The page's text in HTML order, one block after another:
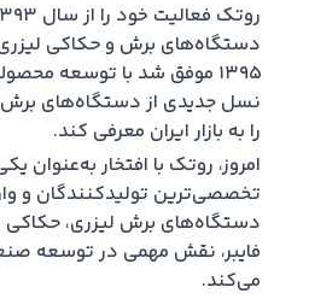
دستگاه‌های برش و حکاکی
نسل جدیدی از دستگاه‌های
را به بازار ایران معرفی کند.
امروز، روتک با افتخار به‌عنوان
تخصصی‌ترین تولیدکنندگان و
دستگاه‌های برش لیزری،
فایبر، نقش مهمی در توسعه
می‌کند.